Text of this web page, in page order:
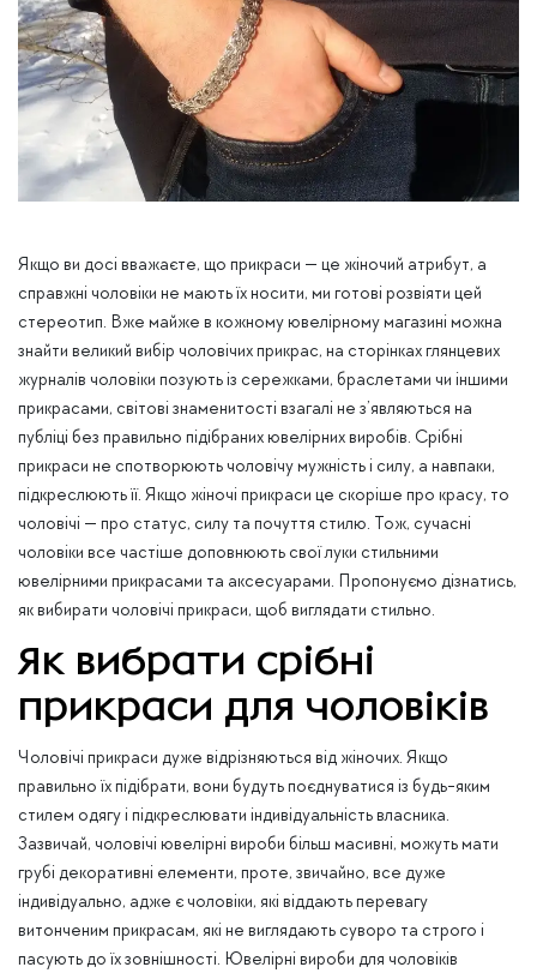
Якщо ви досі вважаєте, що прикраси — це жіночий атрибут, а
справжні чоловіки не мають їх носити, ми готові розвіяти цей
стереотип. Вже майже в кожному ювелірному магазині можна
знайти великий вибір чоловічих прикрас, на сторінках глянцевих
журналів чоловіки позують із сережками, браслетами чи іншими
прикрасами, світові знаменитості взагалі не з’являються на
публіці без правильно підібраних ювелірних виробів. Срібні
прикраси не спотворюють чоловічу мужність і силу, а навпаки,
підкреслюють її. Якщо жіночі прикраси це скоріше про красу, то
чоловічі — про статус, силу та почуття стилю. Тож, сучасні
чоловіки все частіше доповнюють свої луки стильними
ювелірними прикрасами та аксесуарами. Пропонуємо дізнатись,
як вибирати чоловічі прикраси, щоб виглядати стильно.
Як вибрати срібні
прикраси для чоловіків
Чоловічі прикраси дуже відрізняються від жіночих. Якщо
правильно їх підібрати, вони будуть поєднуватися із будь-яким
стилем одягу і підкреслювати індивідуальність власника.
Зазвичай, чоловічі ювелірні вироби більш масивні, можуть мати
грубі декоративні елементи, проте, звичайно, все дуже
індивідуально, адже є чоловіки, які віддають перевагу
витонченим прикрасам, які не виглядають суворо та строго і
пасують до їх зовнішності. Ювелірні вироби для чоловіків